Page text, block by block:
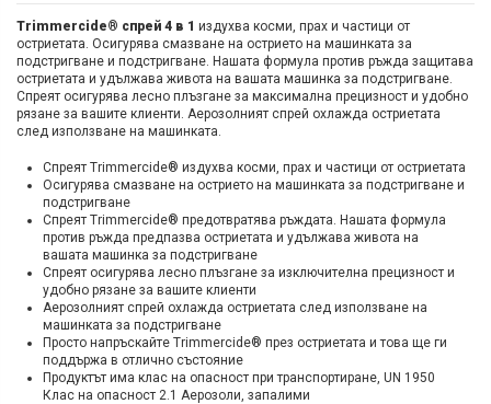
Trimmercide® спрей 4 в 1 издухва косми, прах и частици от
остриетата. Осигурява смазване на острието на машинката за
подстригване и подстригване. Нашата формула против ръжда защитава
остриетата и удължава живота на вашата машинка за подстригване.
Спреят осигурява лесно плъзгане за максимална прецизност и удобно
рязане за вашите клиенти. Аерозолният спрей охлажда остриетата
след използване на машинката.
Спреят Trimmercide® издухва косми, прах и частици от остриетата
Осигурява смазване на острието на машинката за подстригване и
подстригване
Спреят Trimmercide® предотвратява ръждата. Нашата формула
против ръжда предпазва остриетата и удължава живота на
вашата машинка за подстригване
Спреят осигурява лесно плъзгане за изключителна прецизност и
удобно рязане за вашите клиенти
Аерозолният спрей охлажда остриетата след използване на
машинката за подстригване
Просто напръскайте Trimmercide® през остриетата и това ще ги
поддържа в отлично състояние
Продуктът има клас на опасност при транспортиране, UN 1950
Клас на опасност 2.1 Аерозоли, запалими